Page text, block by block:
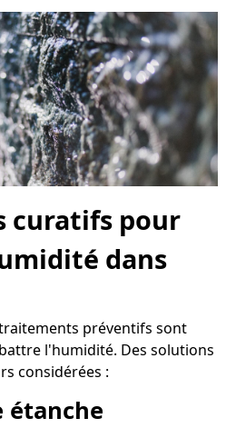
curatifs pour
dans
préventifs sont
l'humidité. Des solutions
considérées :
étanche